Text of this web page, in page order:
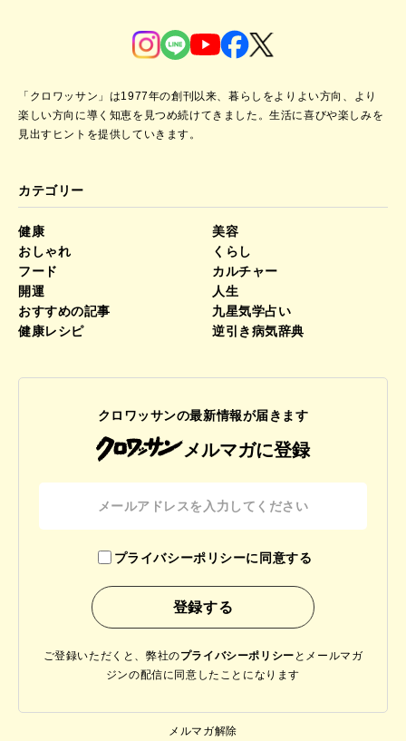
「クロワッサン」は1977年の創刊以来、暮らしをよりよい方向、より
楽しい方向に導く知恵を見つめ続けてきました。生活に喜びや楽しみを
見出すヒントを提供していきます。
カテゴリー
健康
美容
おしゃれ
くらし
フード
カルチャー
開運
人生
おすすめの記事
九星気学占い
健康レシピ
逆引き病気辞典
クロワッサンの最新情報が届きます
メルマガに登録
プライバシーポリシーに同意する
ご登録いただくと、弊社のプライバシーポリシー と メールマガ
ジンの配信に同意したことになります
メルマガ解除